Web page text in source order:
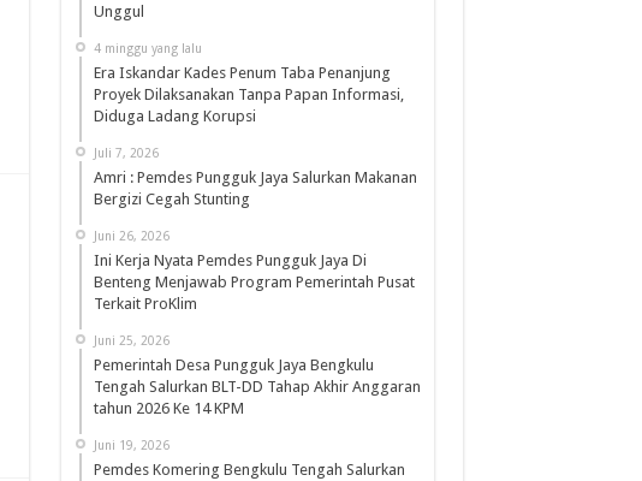
Unggul
4 minggu yang lalu
Era Iskandar Kades Penum Taba Penanjung
Proyek Dilaksanakan Tanpa Papan Informasi,
Diduga Ladang Korupsi
Juli 7, 2026
Amri : Pemdes Pungguk Jaya Salurkan Makanan
Bergizi Cegah Stunting
Juni 26, 2026
Ini Kerja Nyata Pemdes Pungguk Jaya Di
Benteng Menjawab Program Pemerintah Pusat
Terkait ProKlim
Juni 25, 2026
Pemerintah Desa Pungguk Jaya Bengkulu
Tengah Salurkan BLT-DD Tahap Akhir Anggaran
tahun 2026 Ke 14 KPM
Juni 19, 2026
Pemdes Komering Bengkulu Tengah Salurkan